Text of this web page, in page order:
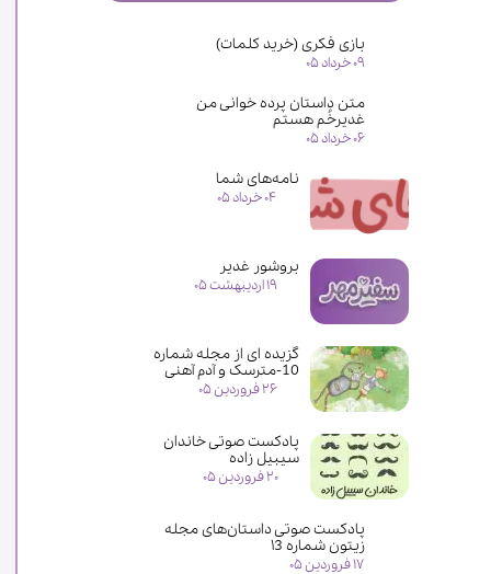
بازی فکری (خرید کلمات)
۰۹ خرداد ۰۵
متن داستان پرده خوانی من
غدیرخُم هستم
۰۶ خرداد ۰۵
نامه‌های شما
۰۴ خرداد ۰۵
بروشور غدیر
۱۹ اردیبهشت ۰۵
گزیده ای از مجله شماره
10-مترسک و آدم آهنی
۲۶ فروردین ۰۵
پادکست صوتی خاندان
سیبیل زاده
۲۰ فروردین ۰۵
پادکست صوتی داستان‌های مجله
زیتون شماره ۱3
۱۷ فروردین ۰۵